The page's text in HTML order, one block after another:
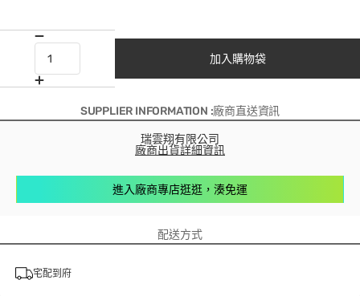
加入購物袋
SUPPLIER INFORMATION :廠商直送資訊
瑞雲翔有限公司
廠商出貨詳細資訊
進入廠商專店逛逛，湊免運
配送方式
宅配到府